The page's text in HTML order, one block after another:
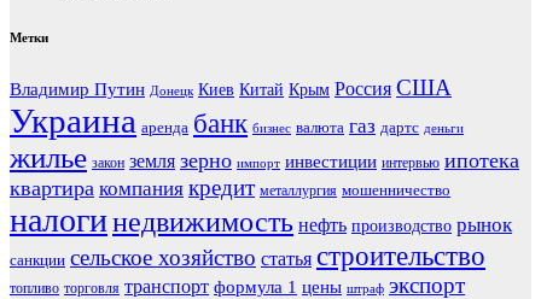
Метки
Владимир Путин Донецк Киев Китай Крым Россия США
Украина аренда банк бизнес валюта газ дартс деньги
жилье закон земля зерно импорт инвестиции интервью ипотека
квартира компания кредит металлургия мошенничество
налогинедвижимость нефть производство рынок
санкции сельское хозяйство статья строительство
топливо торговля транспорт формула 1 цены штраф экспорт